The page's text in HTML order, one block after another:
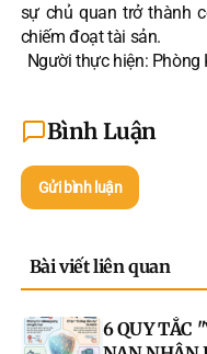
sự chủ quan trở thành
chiếm đoạt tài sản.
Người thực hiện: Phòng
Bình Luận
Gửi bình luận
Bài viết liên quan
6 QUY TẮC